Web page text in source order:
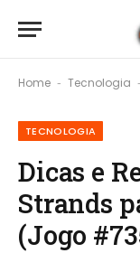
Home - Tecnologia -
TECNOLOGIA
Dicas e
Strands
(Jogo